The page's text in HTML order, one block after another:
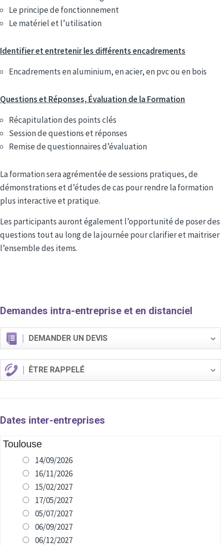
Le principe de fonctionnement
Le matériel et l’utilisation
Identifier et entretenir les différents encadrements
Encadrements en aluminium, en acier, en pvc ou en bois
Questions et Réponses, Évaluation de la Formation
Récapitulation des points clés
Session de questions et réponses
Remise de questionnaires d’évaluation
La formation sera agrémentée de sessions pratiques, de
démonstrations et d’études de cas pour rendre la formation
plus interactive et pratique.
Les participants auront également l’opportunité de poser des
questions tout au long de la journée pour clarifier et maitriser
l’ensemble des items.
Demandes intra-entreprise et en distanciel
DEMANDER UN DEVIS
ÊTRE RAPPELÉ
Dates inter-entreprises
Toulouse
14/09/2026
16/11/2026
15/02/2027
17/05/2027
05/07/2027
06/09/2027
06/12/2027